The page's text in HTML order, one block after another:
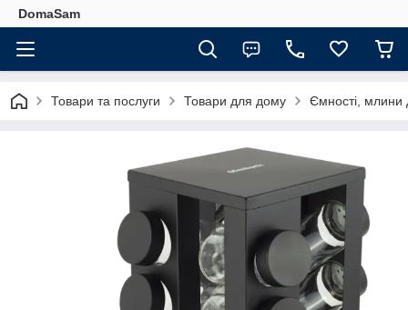
DomaSam
Товари та послуги Товари для дому Ємності, млини